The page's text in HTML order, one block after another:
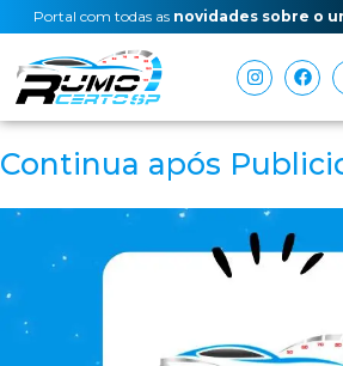
Portal com todas as novidades sobre o
Continua após